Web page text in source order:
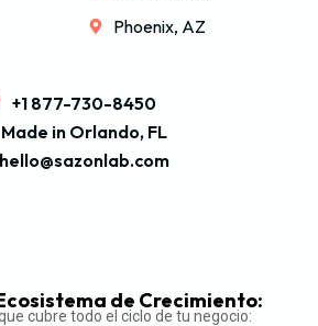
Phoenix, AZ
+1 877-730-8450
Made in Orlando, FL
hello@sazonlab.com
de Crecimiento:
cubre todo el ciclo de tu negocio: